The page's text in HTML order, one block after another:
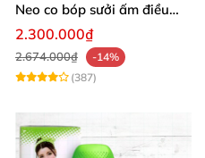
Neo co bóp sưởi ấm điều
khiển app
2.300.000₫
2.674.000₫
-14%
(387)